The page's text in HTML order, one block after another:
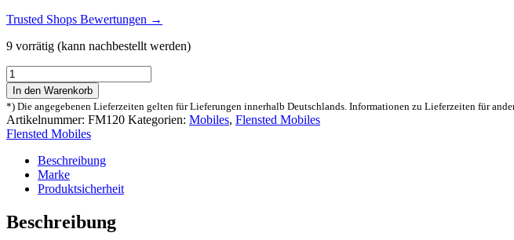
Trusted Shops Bewertungen →
9 vorrätig (kann nachbestellt werden)
Flensted
Mobiles
Tanzende
Kraniche
Mobile
Menge
In den Warenkorb
*) Die angegebenen Lieferzeiten gelten für Lieferungen innerhalb Deutschlands. Informationen zu Lieferzeiten für
Artikelnummer: FM120 Kategorien: Mobiles, Flensted Mobiles
Flensted Mobiles
Beschreibung
Marke
Produktsicherheit
Beschreibung